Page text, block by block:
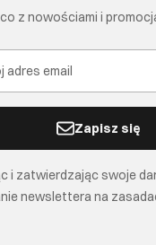
z nowościami i
Zapisz się
i zatwierdzając swoje
newslettera na